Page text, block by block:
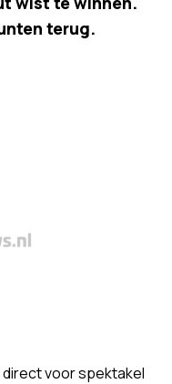
terug.
voor spektakel